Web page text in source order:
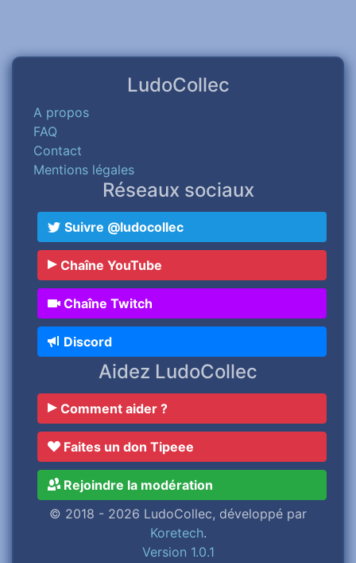
LudoCollec
A propos
FAQ
Contact
Mentions légales
Réseaux sociaux
Suivre @ludocollec
Chaîne YouTube
Chaîne Twitch
Discord
Aidez LudoCollec
Comment aider ?
Faites un don Tipeee
Rejoindre la modération
© 2018 - 2026 LudoCollec, développé par
Koretech.
Version 1.0.1